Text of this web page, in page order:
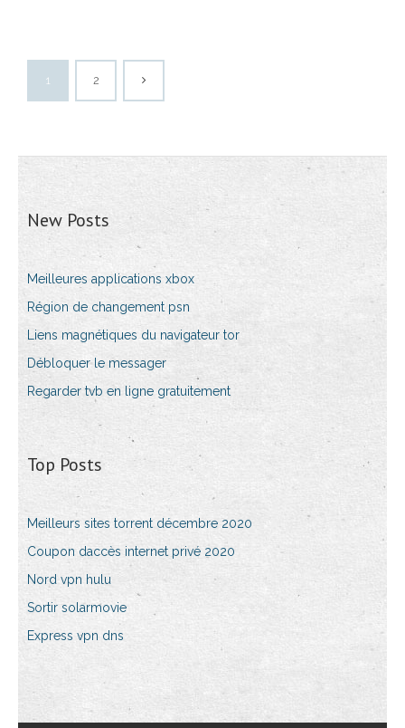
1 2
New Posts
Meilleures applications xbox
Région de changement psn
Liens magnétiques du navigateur tor
Débloquer le messager
Regarder tvb en ligne gratuitement
Top Posts
Meilleurs sites torrent décembre 2020
Coupon daccès internet privé 2020
Nord vpn hulu
Sortir solarmovie
Express vpn dns